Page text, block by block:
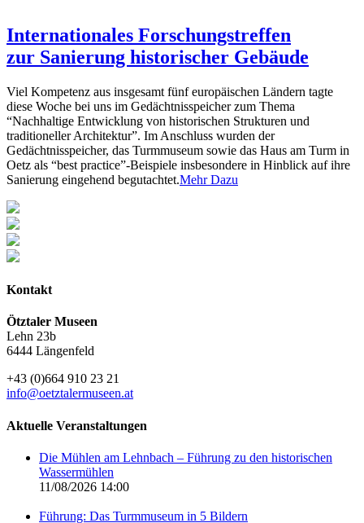
Internationales Forschungstreffen
zur Sanierung historischer Gebäude
Viel Kompetenz aus insgesamt fünf europäischen Ländern tagte
diese Woche bei uns im Gedächtnisspeicher zum Thema
“Nachhaltige Entwicklung von historischen Strukturen und
traditioneller Architektur”. Im Anschluss wurden der
Gedächtnisspeicher, das Turmmuseum sowie das Haus am Turm in
Oetz als “best practice”-Beispiele insbesondere in Hinblick auf ihre
Sanierung eingehend begutachtet.Mehr Dazu
Kontakt
Ötztaler Museen
Lehn 23b
6444 Längenfeld
+43 (0)664 910 23 21
info@oetztalermuseen.at
Aktuelle Veranstaltungen
Die Mühlen am Lehnbach – Führung zu den historischen
Wassermühlen
11/08/2026 14:00
Führung: Das Turmmuseum in 5 Bildern